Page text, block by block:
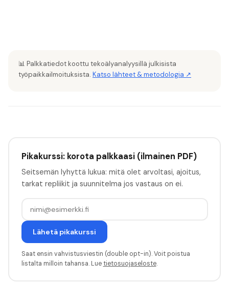
📊 Palkkatiedot koottu tekoälyanalyysillä julkisista
työpaikkailmoituksista. Katso lähteet & metodologia ↗
Pikakurssi: korota palkkaasi (ilmainen PDF)
Seitsemän lyhyttä lukua: mitä olet arvoltasi, ajoitus,
tarkat repliikit ja suunnitelma jos vastaus on ei.
Lähetä pikakurssi
Saat ensin vahvistusviestin (double opt-in). Voit poistua
listalta milloin tahansa. Luetietosuojaseloste.